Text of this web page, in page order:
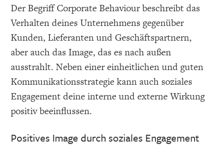
Der Begriff Corporate Behaviour beschreibt das
Verhalten deines Unternehmens gegenüber
Kunden, Lieferanten und Geschäftspartnern,
aber auch das Image, das es nach außen
ausstrahlt. Neben einer einheitlichen und guten
Kommunikationsstrategie kann auch soziales
Engagement deine interne und externe Wirkung
positiv beeinflussen.
Positives Image durch soziales Engagement